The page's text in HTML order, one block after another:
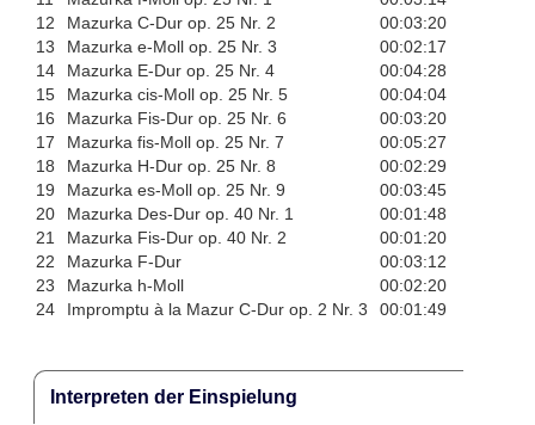
12
Mazurka C-Dur op. 25 Nr. 2
00:03:20
13
Mazurka e-Moll op. 25 Nr. 3
00:02:17
14
Mazurka E-Dur op. 25 Nr. 4
00:04:28
15
Mazurka cis-Moll op. 25 Nr. 5
00:04:04
16
Mazurka Fis-Dur op. 25 Nr. 6
00:03:20
17
Mazurka fis-Moll op. 25 Nr. 7
00:05:27
18
Mazurka H-Dur op. 25 Nr. 8
00:02:29
19
Mazurka es-Moll op. 25 Nr. 9
00:03:45
20
Mazurka Des-Dur op. 40 Nr. 1
00:01:48
21
Mazurka Fis-Dur op. 40 Nr. 2
00:01:20
22
Mazurka F-Dur
00:03:12
23
Mazurka h-Moll
00:02:20
24
Impromptu à la Mazur C-Dur op. 2 Nr. 3 00:01:49
Interpreten der Einspielung